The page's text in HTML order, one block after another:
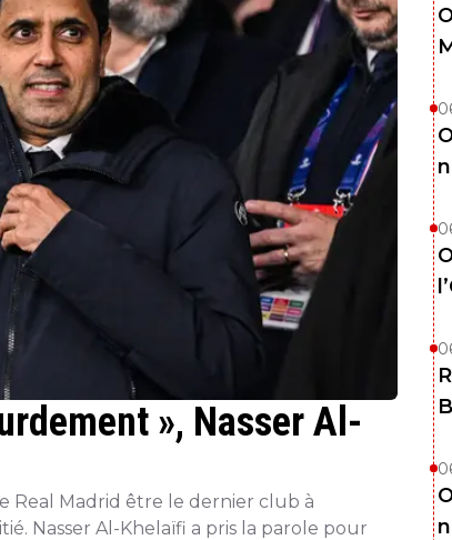
», Nasser Al-
Real Madrid être le dernier club à
Nasser Al-Khelaïfi a pris la parole pour